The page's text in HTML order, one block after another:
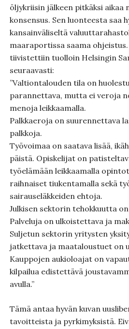
öljykriisin jälkeen pitkäksi aikaa
konsensus. Sen luonteesta saa
kansainväliseltä
maaraportissa saama
tiivistettiin tuolloin Helsingin
seuraavasti:
”Valtiontalouden tila on
parannettava, mutta ei veroja
menoja leikkaamalla.
Palkkaeroja on suurennettava
palkkoja.
Työvoimaa on saatava lisää,
päistä. Opiskelijat on
työelämään leikkaamalla
raihnaiset tiukentamalla sekä
sairauseläkkeiden ehtoja.
Julkisen sektorin tehokkuutta
Palveluja on ulkoistettava ja
Suljetun sektorin yritysten
jatkettava ja maataloustuet on
Kauppojen aukioloajat on
kilpailua edistettävä
avulla.”
Tämä antaa hyvän kuvan
tavoitteista ja pyrkimyksistä.